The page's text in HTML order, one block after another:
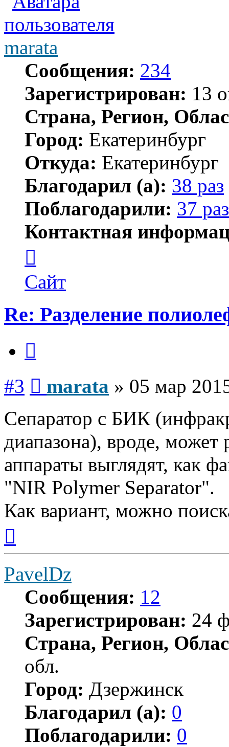
marata
Сообщения: 234
Зарегистрирован: 13
Страна, Регион,
Город: Екатеринбург
Откуда: Екатеринбург
Благодарил (а): 38 раз
Поблагодарили: 37 раз
Контактная
пользователя
marata
Сайт
Re: Разделение
#3 marata » 05 мар
Сепаратор с БИК
диапазона), вроде, может
аппараты выглядят, как
"NIR Polymer Separator".
Как вариант, можно
началу
PavelDz
Сообщения: 12
Зарегистрирован: 24
Страна, Регион,
обл.
Город: Дзержинск
Благодарил (а): 0
Поблагодарили: 0